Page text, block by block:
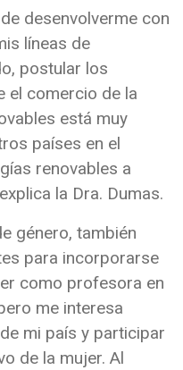
desenvolverme con
líneas de
postular los
el comercio de la
está muy
países en el
renovables a
la Dra. Dumas.
género, también
para incorporarse
como profesora en
me interesa
mi país y participar
de la mujer. Al